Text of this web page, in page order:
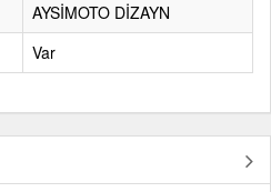
AYSİMOTO DİZAYN
Var